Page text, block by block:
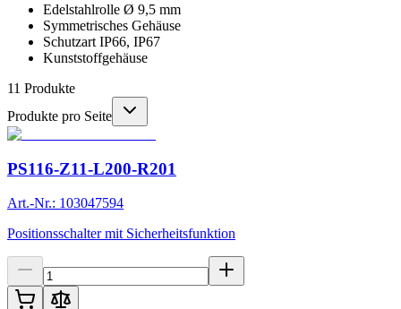
Edelstahlrolle Ø 9,5 mm
Symmetrisches Gehäuse
Schutzart IP66, IP67
Kunststoffgehäuse
11 Produkte
Produkte pro Seite
PS116-Z11-L200-R201
Art.-Nr.: 103047594
Positionsschalter mit Sicherheitsfunktion